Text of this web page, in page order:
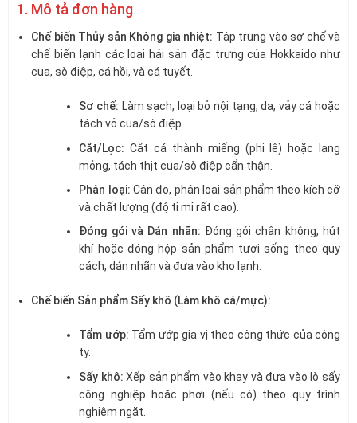
1. Mô tả đơn hàng
Chế biến Thủy sản Không gia nhiệt: Tập trung vào sơ chế và
chế biến lạnh các loại hải sản đặc trưng của Hokkaido như
cua, sò điệp, cá hồi, và cá tuyết.
Sơ chế: Làm sạch, loại bỏ nội tạng, da, vảy cá hoặc
tách vỏ cua/sò điệp.
Cắt/Lọc: Cắt cá thành miếng (phi lê) hoặc lạng
mỏng, tách thịt cua/sò điệp cẩn thận.
Phân loại: Cân đo, phân loại sản phẩm theo kích cỡ
và chất lượng (độ tỉ mỉ rất cao).
Đóng gói và Dán nhãn: Đóng gói chân không, hút
khí hoặc đóng hộp sản phẩm tươi sống theo quy
cách, dán nhãn và đưa vào kho lạnh.
Chế biến Sản phẩm Sấy khô (Làm khô cá/mực):
Tẩm ướp: Tẩm ướp gia vị theo công thức của công
ty.
Sấy khô: Xếp sản phẩm vào khay và đưa vào lò sấy
công nghiệp hoặc phơi (nếu có) theo quy trình
nghiêm ngặt.